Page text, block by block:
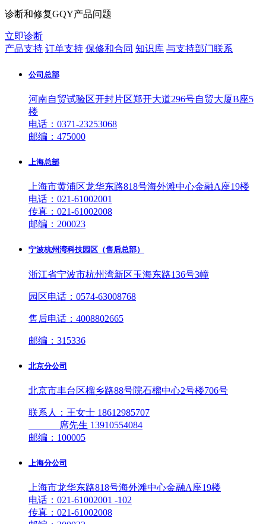
诊断和修复GQY产品问题
立即诊断
产品支持 订单支持 保修和合同 知识库 与支持部门联系
公司总部
河南自贸试验区开封片区郑开大道296号自贸大厦B座5
楼
电话：0371-23253068
邮编：475000
上海总部
上海市黄浦区龙华东路818号海外滩中心金融A座19楼
电话：021-61002001
传真：021-61002008
邮编：200023
宁波杭州湾科技园区（售后总部）
浙江省宁波市杭州湾新区玉海东路136号3幢
园区电话：0574-63008768
售后电话：4008802665
邮编：315336
北京分公司
北京市丰台区榴乡路88号院石榴中心2号楼706号
联系人：王女士 18612985707
席先生 13910554084
邮编：100005
上海分公司
上海市龙华东路818号海外滩中心金融A座19楼
电话：021-61002001 -102
传真：021-61002008